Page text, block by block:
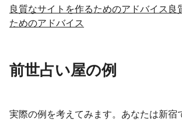
良質なサイトを作るためのアドバイス良
ためのアドバイス
前世占い屋の例
実際の例を考えてみます。あなたは新宿